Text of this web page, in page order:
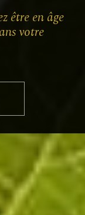
être en âge
votre
fin.